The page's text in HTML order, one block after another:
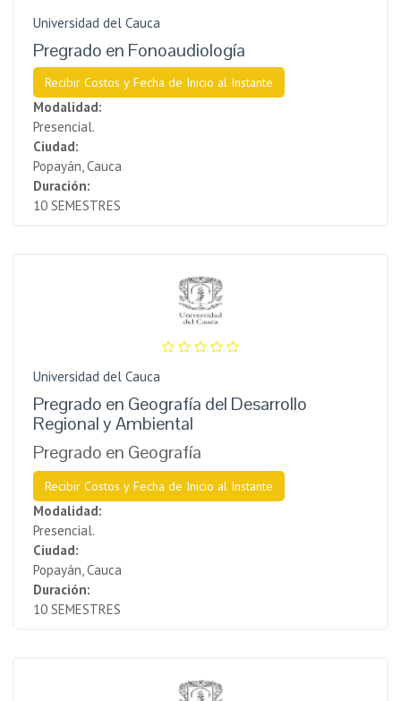
Universidad del Cauca
Pregrado en Fonoaudiología
Recibir Costos y Fecha de Inicio al Instante
Modalidad:
Presencial.
Ciudad:
Popayán, Cauca
Duración:
10 SEMESTRES
Universidad del Cauca
Pregrado en Geografía del Desarrollo
Regional y Ambiental
Pregrado en Geografía
Recibir Costos y Fecha de Inicio al Instante
Modalidad:
Presencial.
Ciudad:
Popayán, Cauca
Duración:
10 SEMESTRES